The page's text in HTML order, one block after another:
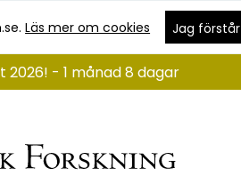
Läs mer om cookies Jag förstår
- 1 månad 8 dagar